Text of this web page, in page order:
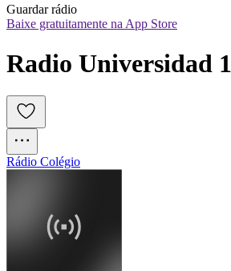
Guardar rádio
Baixe gratuitamente na App Store
Radio Universidad
Rádio Colégio